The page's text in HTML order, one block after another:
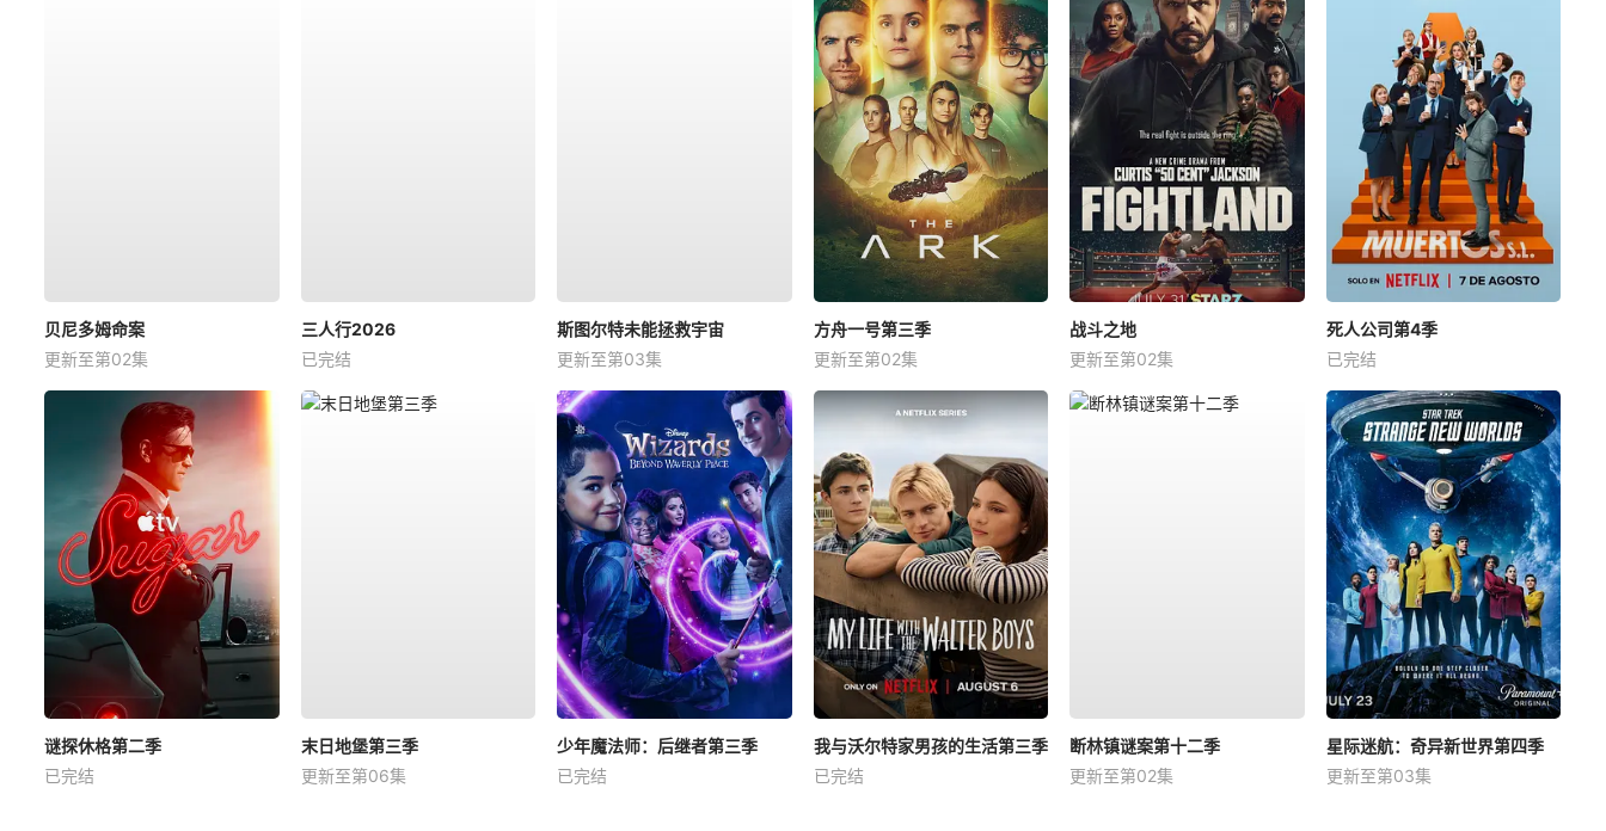
贝尼多姆命案
更新至第02集
三人行2026
已完结
斯图尔特未能拯救宇宙
更新至第03集
方舟一号第三季
更新至第02集
战斗之地
更新至第02集
死人公司第4季
已完结
谜探休格第二季
已完结
末日地堡第三季
更新至第06集
少年魔法师：后继者第三季
已完结
我与沃尔特家男孩的生活第三季
已完结
断林镇谜案第十二季
更新至第02集
星际迷航：奇异新世界第四季
更新至第03集